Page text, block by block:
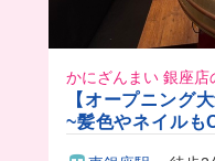
かにざんまい 銀座店
【オープニング
~髪色やネイルも